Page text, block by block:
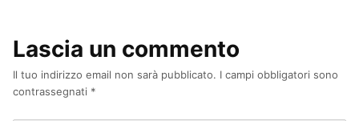
Lascia un commento
Il tuo indirizzo email non sarà pubblicato. I campi obbligatori sono
contrassegnati *